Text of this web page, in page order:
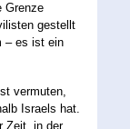
Grenze
gestellt
– es ist ein
vermuten,
Israels hat.
Zeit, in der